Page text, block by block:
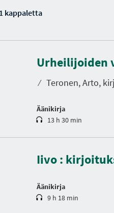
kappaletta
Urheilijoiden
⁄ Teronen, Arto,
Äänikirja
K
s
t
o
13 h 30 min
Iivo :
Äänikirja
K
s
o
9 h 18 min